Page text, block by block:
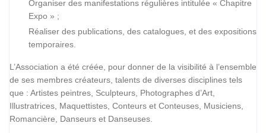
Organiser des manifestations régulières intitulée « Chapitre
Expo » ;
Réaliser des publications, des catalogues, et des expositions
temporaires.
L’Association a été créée, pour donner de la visibilité à l’ensemble
de ses membres créateurs, talents de diverses disciplines tels
que : Artistes peintres, Sculpteurs, Photographes d’Art,
Illustratrices, Maquettistes, Conteurs et Conteuses, Musiciens,
Romancière, Danseurs et Danseuses.